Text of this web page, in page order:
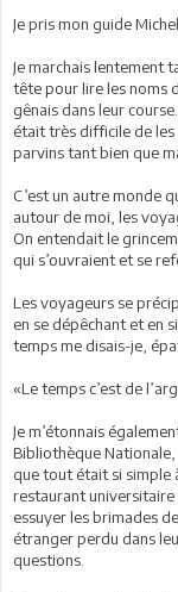
Je pris mon guide
Je marchais lentement
tête pour lire les noms
gênais dans leur
était très difficile de les
parvins tant bien que
C’est un autre monde
autour de moi, les
On entendait le
qui s’ouvraient et se
Les voyageurs se
en se dépêchant et en
temps me disais-je,
«Le temps c’est de
Je m’étonnais
Bibliothèque
que tout était si simple
restaurant
essuyer les brimades
étranger perdu dans
questions.